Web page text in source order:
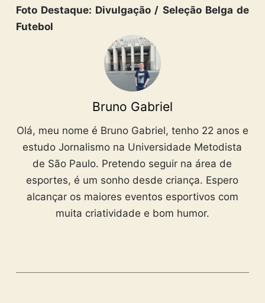
Foto Destaque: Divulgação / Seleção Belga de
Futebol
Bruno Gabriel
Olá, meu nome é Bruno Gabriel, tenho 22 anos e
estudo Jornalismo na Universidade Metodista
de São Paulo. Pretendo seguir na área de
esportes, é um sonho desde criança. Espero
alcançar os maiores eventos esportivos com
muita criatividade e bom humor.